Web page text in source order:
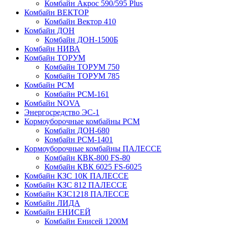
Комбайн Акрос 590/595 Plus
Комбайн ВЕКТОР
Комбайн Вектор 410
Комбайн ДОН
Комбайн ДОН-1500Б
Комбайн НИВА
Комбайн ТОРУМ
Комбайн ТОРУМ 750
Комбайн ТОРУМ 785
Комбайн РСМ
Комбайн РСМ-161
Комбайн NOVA
Энергосредство ЭС-1
Кормоуборочные комбайны РСМ
Комбайн ДОН-680
Комбайн РСМ-1401
Кормоуборочные комбайны ПАЛЕССЕ
Комбайн КВК-800 FS-80
Комбайн КВК 6025 FS-6025
Комбайн КЗС 10К ПАЛЕССЕ
Комбайн КЗС 812 ПАЛЕССЕ
Комбайн КЗС1218 ПАЛЕССЕ
Комбайн ЛИДА
Комбайн ЕНИСЕЙ
Комбайн Енисей 1200М